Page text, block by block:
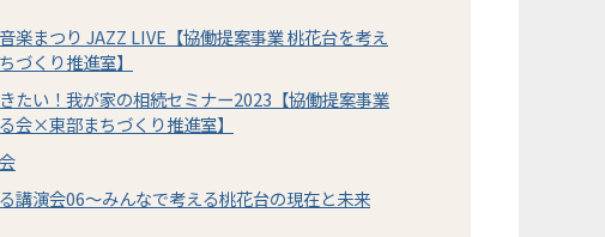
楽まつり JAZZ LIVE【協働提案事業 桃花台を考え
づくり推進室】
たい！我が家の相続セミナー2023【協働提案事業
会×東部まちづくり推進室】
講演会06～みんなで考える桃花台の現在と未来